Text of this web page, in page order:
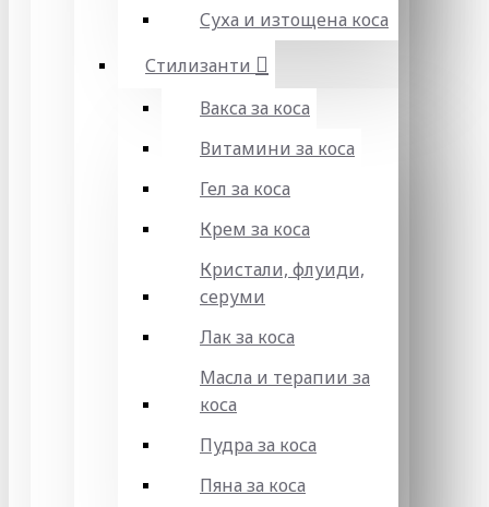
Суха и изтощена коса
Стилизанти
Вакса за коса
Витамини за коса
Гел за коса
Крем за коса
Кристали, флуиди,
серуми
Лак за коса
Масла и терапии за
коса
Пудра за коса
Пяна за коса